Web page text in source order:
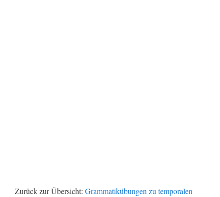
Zurück zur Übersicht: Grammatikübungen zu temporalen